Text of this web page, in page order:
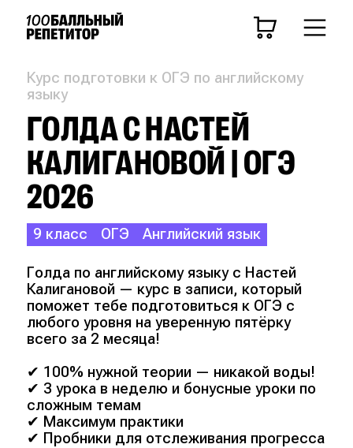
Курс подготовки к ОГЭ по английскому
языку
ГОЛДА С НАСТЕЙ
КАЛИГАНОВОЙ | ОГЭ
2026
9 класс ОГЭ Английский язык
Голда по английскому языку с Настей
Калигановой — курс в записи, который
поможет тебе подготовиться к ОГЭ с
любого уровня на уверенную пятёрку
всего за 2 месяца!
✔ 100% нужной теории — никакой воды!
✔ 3 урока в неделю и бонусные уроки по
сложным темам
✔ Максимум практики
✔ Пробники для отслеживания прогресса